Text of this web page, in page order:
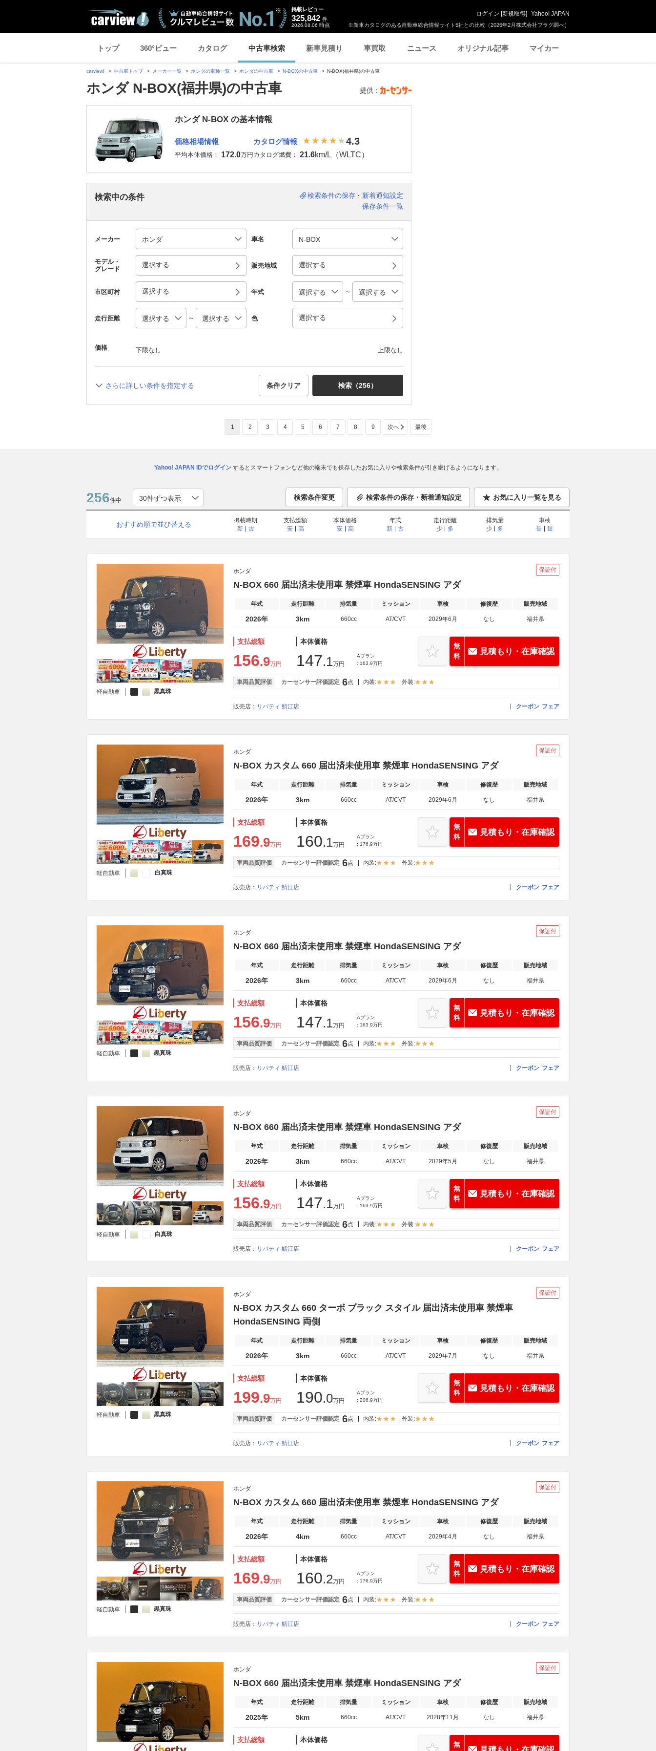
※新車カタログのある自動車総合情報サイト5社との比較（2026年2月株式会社プラグ調べ）
掲載レビュー
325,842 件
2026.08.06 時点
ログイン [新規取得] Yahoo! JAPAN
トップ 360°ビュー カタログ 中古車検索 新車見積り 車買取 ニュース オリジナル記事 マイカー
carview! 中古車トップ メーカー一覧 ホンダの車種一覧 ホンダの中古車 N-BOXの中古車 N-BOX(福井県)の中古車
ホンダ N-BOX(福井県)の中古車 提供：
ホンダ N-BOX の基本情報
価格相場情報
平均本体価格： 172.0万円
カタログ情報 4.3
カタログ燃費： 21.6km/L（WLTC）
検索中の条件
検索条件の保存・新着通知設定
保存条件一覧
メーカー 車名
モデル・
グレード
選択する 販売地域 選択する
市区町村 選択する 年式 ～
走行距離 ～ 色 選択する
価格 下限なし 上限なし
さらに詳しい条件を指定する 条件クリア 検索（256）
1 2 3 4 5 6 7 8 9 次へ 最後
Yahoo! JAPAN IDでログインするとスマートフォンなど他の端末でも保存したお気に入りや検索条件が引き継げるようになります。
256件中 検索条件変更 検索条件の保存・新着通知設定 お気に入り一覧を見る
おすすめ順で並び替える
掲載時期
新
古
支払総額
安
高
本体価格
安
高
年式
新
古
走行距離
少
多
排気量
少
多
車検
長
短
軽自動車 黒真珠
ホンダ 保証付
N-BOX 660 届出済未使用車 禁煙車 HondaSENSING アダ
年式 走行距離 排気量 ミッション 車検 修復歴 販売地域
2026年 3km 660cc AT/CVT 2029年6月 なし 福井県
支払総額
156.9万円
本体価格
147.1万円
Aプラン
: 163.9万円
無
料
見積もり・在庫確認
車両品質評価 カーセンサー評価認定 6点 内装: 外装:
販売店： リバティ 鯖江店 クーポン フェア
軽自動車 白真珠
ホンダ 保証付
N-BOX カスタム 660 届出済未使用車 禁煙車 HondaSENSING アダ
年式 走行距離 排気量 ミッション 車検 修復歴 販売地域
2026年 3km 660cc AT/CVT 2029年6月 なし 福井県
支払総額
169.9万円
本体価格
160.1万円
Aプラン
: 176.9万円
無
料
見積もり・在庫確認
車両品質評価 カーセンサー評価認定 6点 内装: 外装:
販売店： リバティ 鯖江店 クーポン フェア
軽自動車 黒真珠
ホンダ 保証付
N-BOX 660 届出済未使用車 禁煙車 HondaSENSING アダ
年式 走行距離 排気量 ミッション 車検 修復歴 販売地域
2026年 3km 660cc AT/CVT 2029年6月 なし 福井県
支払総額
156.9万円
本体価格
147.1万円
Aプラン
: 163.9万円
無
料
見積もり・在庫確認
車両品質評価 カーセンサー評価認定 6点 内装: 外装:
販売店： リバティ 鯖江店 クーポン フェア
軽自動車 白真珠
ホンダ 保証付
N-BOX 660 届出済未使用車 禁煙車 HondaSENSING アダ
年式 走行距離 排気量 ミッション 車検 修復歴 販売地域
2026年 3km 660cc AT/CVT 2029年5月 なし 福井県
支払総額
156.9万円
本体価格
147.1万円
Aプラン
: 163.9万円
無
料
見積もり・在庫確認
車両品質評価 カーセンサー評価認定 6点 内装: 外装:
販売店： リバティ 鯖江店 クーポン フェア
軽自動車 黒真珠
ホンダ 保証付
N-BOX カスタム 660 ターボ ブラック スタイル 届出済未使用車 禁煙車
HondaSENSING 両側
年式 走行距離 排気量 ミッション 車検 修復歴 販売地域
2026年 3km 660cc AT/CVT 2029年7月 なし 福井県
支払総額
199.9万円
本体価格
190.0万円
Aプラン
: 206.9万円
無
料
見積もり・在庫確認
車両品質評価 カーセンサー評価認定 6点 内装: 外装:
販売店： リバティ 鯖江店 クーポン フェア
軽自動車 黒真珠
ホンダ 保証付
N-BOX カスタム 660 届出済未使用車 禁煙車 HondaSENSING アダ
年式 走行距離 排気量 ミッション 車検 修復歴 販売地域
2026年 4km 660cc AT/CVT 2029年4月 なし 福井県
支払総額
169.9万円
本体価格
160.2万円
Aプラン
: 176.9万円
無
料
見積もり・在庫確認
車両品質評価 カーセンサー評価認定 6点 内装: 外装:
販売店： リバティ 鯖江店 クーポン フェア
ホンダ 保証付
N-BOX 660 届出済未使用車 禁煙車 HondaSENSING アダ
年式 走行距離 排気量 ミッション 車検 修復歴 販売地域
2025年 5km 660cc AT/CVT 2028年11月 なし 福井県
支払総額 本体価格
無